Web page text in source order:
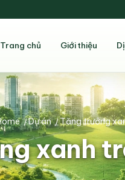
Trang chủ Giới thiệu
xanh
/Dự án /Tăng trưởng